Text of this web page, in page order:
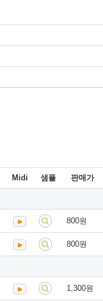
Midi 샘플 판매가
800원
800원
1,300원